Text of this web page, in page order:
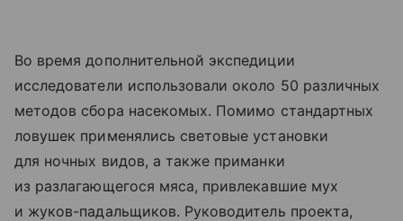
Во время дополнительной экспедиции
исследователи использовали около 50 различных
методов сбора насекомых. Помимо стандартных
ловушек применялись световые установки
для ночных видов, а также приманки
из разлагающегося мяса, привлекавшие мух
и жуков-падальщиков. Руководитель проекта,